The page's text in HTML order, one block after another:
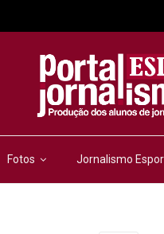
Fotos Jornalismo